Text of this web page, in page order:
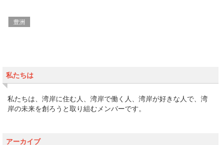
豊洲
私たちは
私たちは、湾岸に住む人、湾岸で働く人、湾岸が好きな人で、湾
岸の未来を創ろうと取り組むメンバーです。
アーカイブ